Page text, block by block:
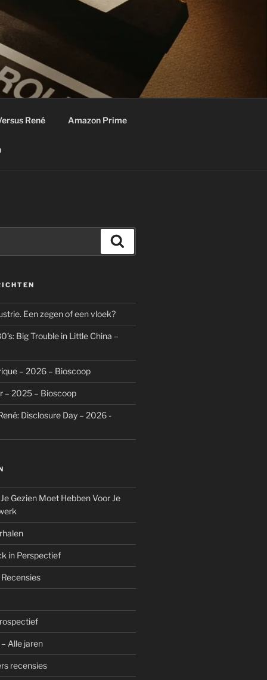
René Amazon Prime
Een zegen of een vloek?
Big Trouble in Little China –
– 2026 – Bioscoop
– 2025 – Bioscoop
Disclosure Day – 2026 -
Gezien Moet Hebben Voor Je
in Perspectief
Alle jaren
recensies